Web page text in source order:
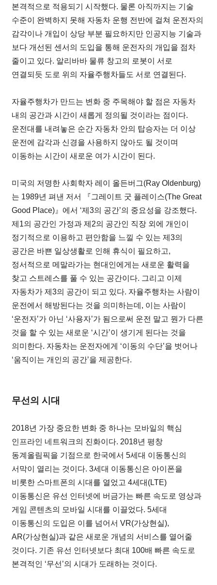
본격적으로 적용되기 시작했다. 물론 아직까지는 기술
수준이 완벽하지 못해 자동차 운행 전반에 걸쳐 운전자의
감각이나 개입이 상당 부분 필요하지만 인공지능 기술과
보다 개선된 센서의 도입을 통해 운전자의 개입을 점차
줄이고 있다. 알리바바 물류 창고의 로봇이 서로
연결되듯 도로 위의 자율주행차들도 서로 연결된다.
자율주행차가 만드는 변화 중 주목해야 할 점은 자동차
내의 공간과 시간이 새롭게 정의될 것이라는 점이다.
운전대를 내려놓은 순간 자동차 안의 탑승자는 더 이상
운전에 감각과 신경을 사용하지 않아도 될 것이며
이동하는 시간이 새로운 여가 시간이 된다.
미국의 저명한 사회학자 레이 올든버그(Ray Oldenburg)
는 1989년 펴낸 저서 『그레이트 굿 플레이스(The Great
Good Place)』에서 ‘제3의 공간’의 중요성을 강조했다.
제1의 공간인 가정과 제2의 공간인 직장 외에 개인이
정기적으로 이용하고 편안함을 느낄 수 있는 제3의
공간은 바쁜 일상생활로 인해 휴식이 필요하고,
정서적으로 메말라가는 현대인에게는 새로운 활력을
찾고 스트레스를 풀 수 있는 공간이다. 그리고 이제
자동차가 제3의 공간이 되고 있다. 자율주행차는 사람이
운전에서 해방된다는 것을 의미하는데, 이는 사람이
‘운전자’가 아닌 ‘사용자’가 됨으로써 운전 말고 뭔가 다른
것을 할 수 있는 새로운 ‘시간’이 생기게 된다는 것을
의미한다. 자동차는 운전자에게 ‘이동의 수단’을 벗어나
‘움직이는 개인의 공간’을 제공한다.
무선의 시대
2018년 가장 중요한 변화 중 하나는 모바일의 핵심
인프라인 네트워크의 진화이다. 2018년 평창
동계올림픽을 기점으로 한국에서 5세대 이동통신의
서막이 열리는 것이다. 3세대 이동통신은 아이폰을
비롯한 스마트폰의 시대를 열었고 4세대(LTE)
이동통신은 유선 인터넷에 버금가는 빠른 속도로 영상과
게임 콘텐츠의 모바일 시대를 이끌었다. 5세대
이동통신의 도입은 이를 넘어서 VR(가상현실),
AR(가상현실)과 같은 새로운 개념의 서비스를 열어줄
것이다. 기존 유선 인터넷보다 최대 100배 빠른 속도로
본격적인 ‘무선’의 시대가 도래하는 것이다.